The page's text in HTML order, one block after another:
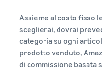
Assieme al costo fisso
sceglierai, dovrai
categoria su ogni
prodotto venduto,
di commissione basata